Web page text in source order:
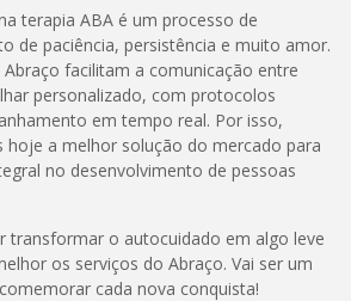
terapia ABA é um processo de
de paciência, persistência e muito amor.
facilitam a comunicação entre
personalizado, com protocolos
em tempo real. Por isso,
hoje a melhor solução do mercado para
no desenvolvimento de pessoas
transformar o autocuidado em algo leve
os serviços do Abraço. Vai ser um
cada nova conquista!